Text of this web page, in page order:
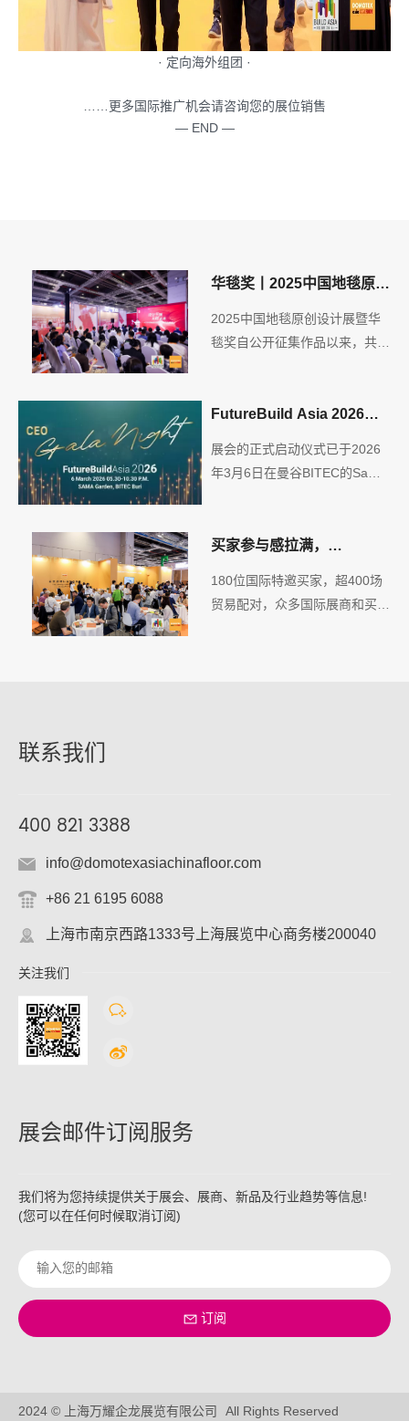
· 定向海外组团 ·
……更多国际推广机会请咨询您的展位销售
— END —
华毯奖丨2025中国地毯原创
设计展暨华毯奖获奖名单公
布
2025中国地毯原创设计展暨华
毯奖自公开征集作品以来，共收
成，经历4个月各专家组的筛
FutureBuild Asia 2026
CEO Gala Night在曼谷盛
大启幕
展会的正式启动仪式已于2026
年3月6日在曼谷BITEC的Sama
买家参与感拉满，
DOMOTEX asia 2025余温
延续商贸机会
180位国际特邀买家，超400场
贸易配对，众多国际展商和买家
联系我们
400 821 3388
info@domotexasiachinafloor.com
+86 21 6195 6088
上海市南京西路1333号上海展览中心商务楼200040
关注我们
展会邮件订阅服务
我们将为您持续提供关于展会、展商、新品及行业趋势等信息!
(您可以在任何时候取消订阅)
订阅
2024 © 上海万耀企龙展览有限公司 All Rights Reserved